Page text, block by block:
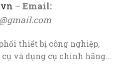
– Email:
thiết bị công nghiệp,
và dụng cụ chính hãng…